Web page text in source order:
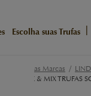
Escolha suas Trufas |
Nossas Marcas /
PICK & MIX TRUFAS